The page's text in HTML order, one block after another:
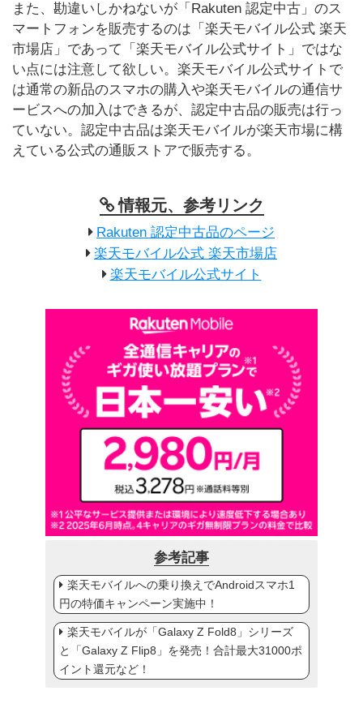
また、勘違いしかねないが「Rakuten 認定中古」のス
マートフォンを販売するのは「楽天モバイル公式 楽天
市場店」であって「楽天モバイル公式サイト」ではな
い点には注意して欲しい。楽天モバイル公式サイトで
は通常の新品のスマホの購入や楽天モバイルの通信サ
ービスへの加入はできるが、認定中古品の販売は行っ
ていない。認定中古品は楽天モバイルが楽天市場に構
えている公式の通販ストアで販売する。
情報元、参考リンク
Rakuten 認定中古品のページ
楽天モバイル公式 楽天市場店
楽天モバイル公式サイト
参考記事
楽天モバイルへの乗り換えでAndroidスマホ1
円の特価キャンペーン実施中！
楽天モバイルが「Galaxy Z Fold8」シリーズ
と「Galaxy Z Flip8」を発売！合計最大31000ポ
イント還元など！